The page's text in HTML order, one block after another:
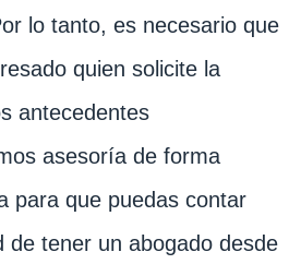
lo tanto, es necesario que
quien solicite la
antecedentes
asesoría de forma
para que puedas contar
de tener un abogado desde